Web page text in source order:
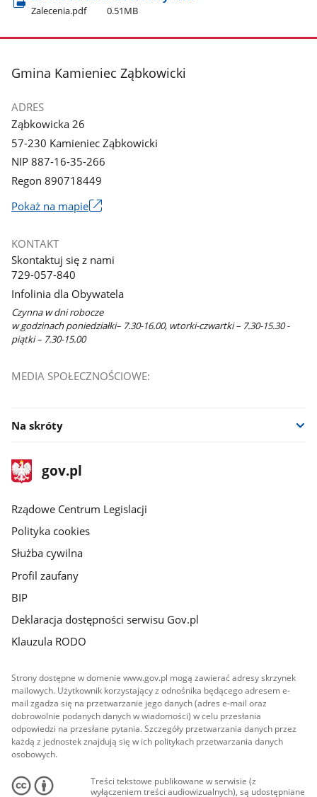
Zalecenia.pdf 0.51MB
stopka
Gmina Kamieniec Ząbkowicki
ADRES
Ząbkowicka 26
57-230 Kamieniec Ząbkowicki
NIP 887-16-35-266
Regon 890718449
Pokaż na mapieLink
nowym
KONTAKT
Skontaktuj się z nami
729-057-840
Infolinia dla Obywatela
Czynna w dni robocze
w godzinach poniedziałki– 7.30-16.00, wtorki-czwartki – 7.30-15.30 -
piątki – 7.30-15.00
MEDIA SPOŁECZNOŚCIOWE:
Na skróty
stopka
gov.plStrona
gov.pl
Rządowe Centrum Legislacji
Polityka cookies
Służba cywilna
Profil zaufany
BIP
Deklaracja dostępności serwisu Gov.pl
Klauzula RODO
Strony dostępne w domenie www.gov.pl mogą zawierać adresy skrzynek
mailowych. Użytkownik korzystający z odnośnika będącego adresem e-
mail zgadza się na przetwarzanie jego danych (adres e-mail oraz
dobrowolnie podanych danych w wiadomości) w celu przesłania
odpowiedzi na przesłane pytania. Szczegóły przetwarzania danych przez
każdą z jednostek znajdują się w ich politykach przetwarzania danych
osobowych.
Treści tekstowe publikowane w serwisie (z
wyłączeniem treści audiowizualnych), są udostępniane